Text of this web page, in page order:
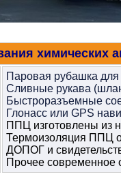
химических
Паровая рубашка для
Сливные рукава
Быстроразъемные
Глонасс или GPS
ППЦ изготовлены из
Термоизоляция ППЦ
ДОПОГ и
Прочее современное